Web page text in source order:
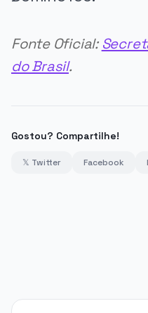
Fonte Oficial:
do Brasil.
Gostou? Compartilhe!
𝕏 Twitter Facebook